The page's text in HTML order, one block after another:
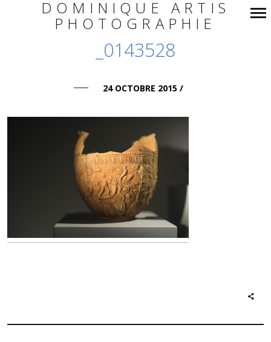
Navigation
principale
DOMINIQUE ARTIS
PHOTOGRAPHIE
_0143528
24 OCTOBRE 2015/